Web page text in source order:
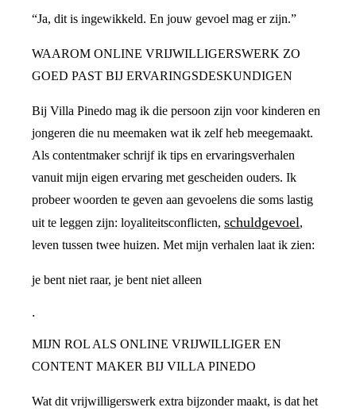
“Ja, dit is ingewikkeld. En jouw gevoel mag er zijn.”
WAAROM ONLINE VRIJWILLIGERSWERK ZO
GOED PAST BIJ ERVARINGSDESKUNDIGEN
Bij Villa Pinedo mag ik die persoon zijn voor kinderen en
jongeren die nu meemaken wat ik zelf heb meegemaakt.
Als contentmaker schrijf ik tips en ervaringsverhalen
vanuit mijn eigen ervaring met gescheiden ouders. Ik
probeer woorden te geven aan gevoelens die soms lastig
uit te leggen zijn: loyaliteitsconflicten, schuldgevoel,
leven tussen twee huizen. Met mijn verhalen laat ik zien:
je bent niet raar, je bent niet alleen
.
MIJN ROL ALS ONLINE VRIJWILLIGER EN
CONTENT MAKER BIJ VILLA PINEDO
Wat dit vrijwilligerswerk extra bijzonder maakt, is dat het